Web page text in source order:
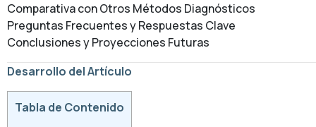
Comparativa con Otros Métodos Diagnósticos
Preguntas Frecuentes y Respuestas Clave
Conclusiones y Proyecciones Futuras
Desarrollo del Artículo
Tabla de Contenido